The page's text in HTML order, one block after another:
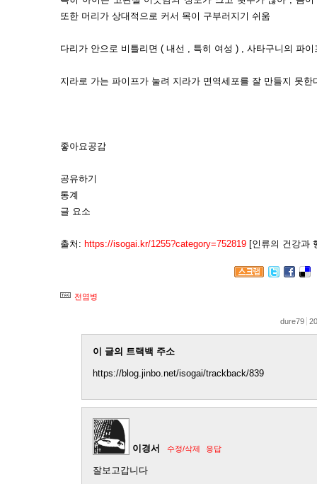
또한 머리가 상대적으로 커서 목이 구부러지기 쉬움
다리가 안으로 비틀리면 ( 내선 , 특히 여성 ) , 사타구니의 파
지라로 가는 파이프가 눌려 지라가 면역세포를 잘 만들지 못한
좋아요공감
공유하기
통계
글 요소
출처: https://isogai.kr/1255?category=752819 [인류의 건강과
전염병
dure79
이 글의 트랙백 주소
https://blog.jinbo.net/isogai/trackback/839
이경서 수정/삭제 응답
잘보고갑니다